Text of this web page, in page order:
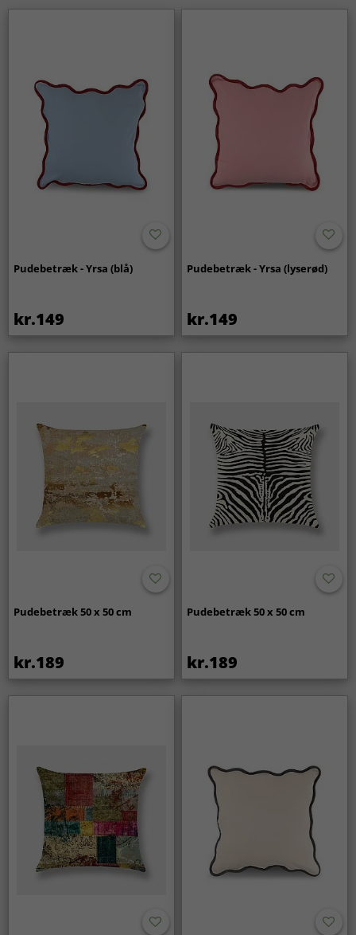
Pudebetræk - Yrsa (blå)
kr.149
Pudebetræk - Yrsa (lyserød)
kr.149
Pudebetræk 50 x 50 cm
kr.189
Pudebetræk 50 x 50 cm
kr.189